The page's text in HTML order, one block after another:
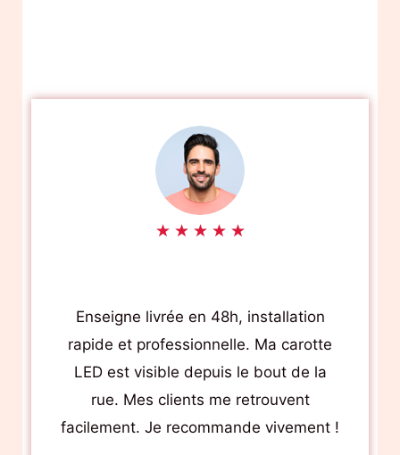
★ ★ ★ ★ ★R
e
d
o
Enseigne livrée en 48h, installation
rapide et professionnelle. Ma carotte
LED est visible depuis le bout de la
rue. Mes clients me retrouvent
facilement. Je recommande vivement !